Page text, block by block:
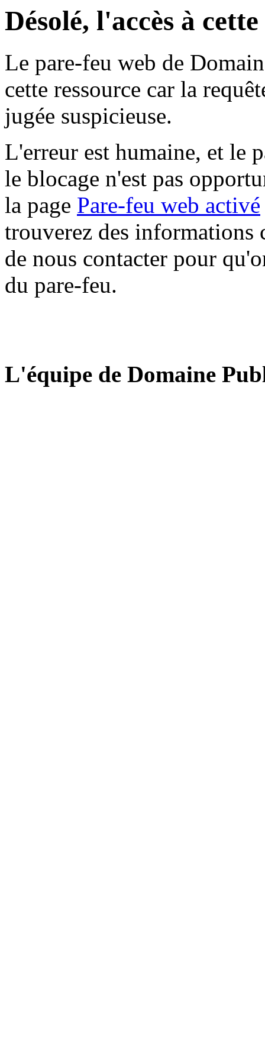
Désolé, l'accès à
Le pare-feu web de
cette ressource car la
jugée suspicieuse.
L'erreur est humaine, et le
le blocage n'est pas
la page Pare-feu web activé
trouverez des informations
de nous contacter pour
du pare-feu.
L'équipe de Domaine